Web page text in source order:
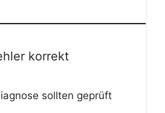
korrekt
sollten geprüft